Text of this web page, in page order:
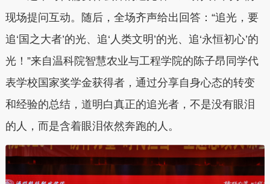
现场提问互动。随后，全场齐声给出回答：“追光，要
追‘国之大者’的光、追‘人类文明’的光、追‘永恒初心’的
光！”来自温科院智慧农业与工程学院的陈子昂同学代
表学校国家奖学金获得者，通过分享自身心态的转变
和经验的总结，道明白真正的追光者，不是没有眼泪
的人，而是含着眼泪依然奔跑的人。